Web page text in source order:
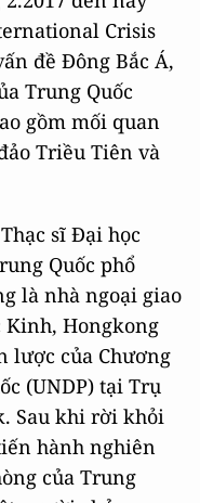
Crisis
đề Đông Bắc Á,
Trung Quốc
gồm mối quan
Triều Tiên và
sĩ Đại học
Quốc phổ
là nhà ngoại giao
Kinh, Hongkong
lược của Chương
(UNDP) tại Trụ
Sau khi rời khỏi
hành nghiên
của Trung